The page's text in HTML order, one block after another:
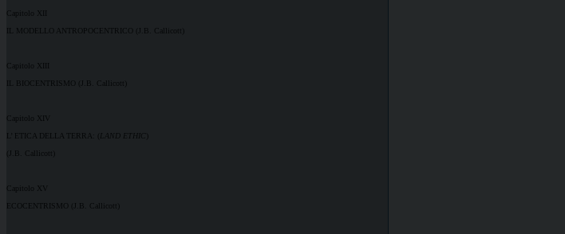
Capitolo XII
IL MODELLO ANTROPOCENTRICO (J.B. Callicott)
Capitolo XIII
IL BIOCENTRISMO (J.B. Callicott)
Capitolo XIV
L’ ETICA DELLA TERRA: ( LAND ETHIC
)
(J.B. Callicott)
Capitolo XV
ECOCENTRISMO (J.B. Callicott)